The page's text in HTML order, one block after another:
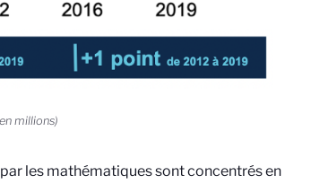
millions)
les mathématiques sont concentrés en